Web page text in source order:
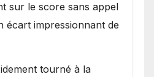
sur le score sans appel
écart impressionnant de
tourné à la